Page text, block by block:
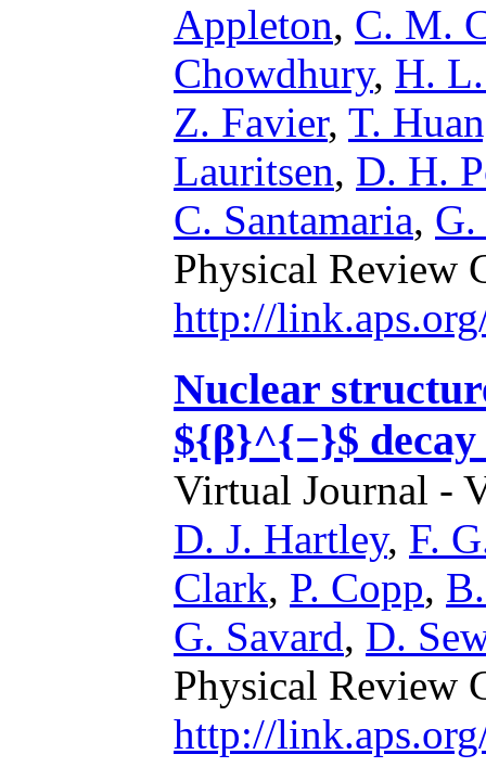
Appleton, C. M.
Chowdhury, H.
Z. Favier, T.
Lauritsen, D. H.
C. Santamaria, G.
Physical Review
http://
Nuclear
${β}^{−}$
Virtual Journal -
D. J. Hartley, F.
Clark, P. Copp,
G. Savard, D.
Physical Review
http://